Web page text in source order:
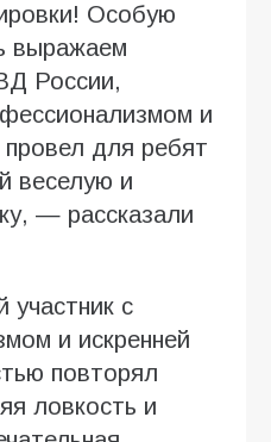
Особую
выражаем
России,
и
для ребят
веселую и
— рассказали
участник с
и искренней
повторял
ловкость и